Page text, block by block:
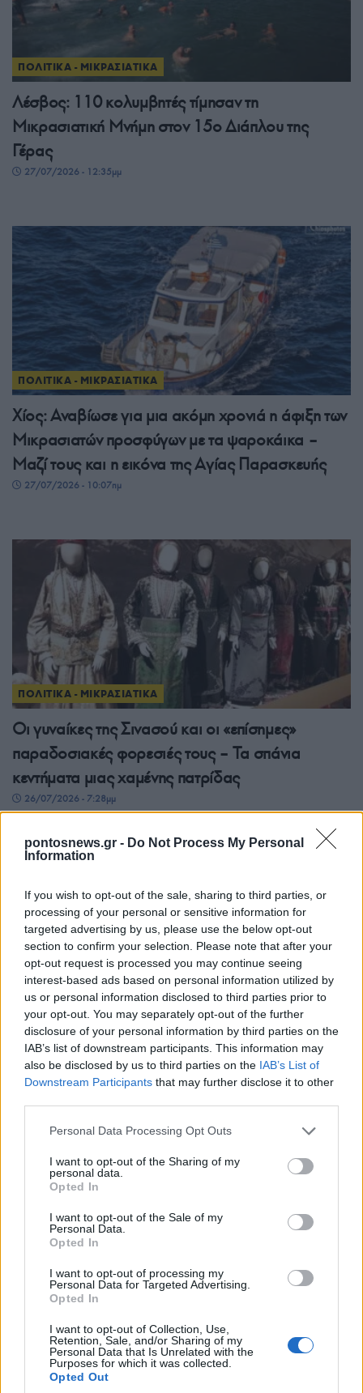
pontosnews.gr - Do Not Process My Personal
Information
If you wish to opt-out of the sale, sharing to third parties, or
processing of your personal or sensitive information for
targeted advertising by us, please use the below opt-out
section to confirm your selection. Please note that after your
opt-out request is processed you may continue seeing
interest-based ads based on personal information utilized by
us or personal information disclosed to third parties prior to
your opt-out. You may separately opt-out of the further
disclosure of your personal information by third parties on the
IAB’s list of downstream participants. This information may
also be disclosed by us to third parties on the IAB’s List of
Downstream Participants that may further disclose it to other
Please note that this website/app uses one or more Google
not limited to your visit or usage behaviour. You may click to
grant or deny consent to Google and its third-party tags to
use your data for below specified purposes in below Google
consent section.
Personal Data Processing Opt Outs
I want to opt-out of the Sharing of my
personal data.
Opted In
I want to opt-out of the Sale of my
Personal Data.
Opted In
I want to opt-out of processing my
Personal Data for Targeted Advertising.
Opted In
I want to opt-out of Collection, Use,
Retention, Sale, and/or Sharing of my
Personal Data that Is Unrelated with the
Purposes for which it was collected.
Opted Out
ΠΟΛΙΤΙΚΑ - ΜΙΚΡΑΣΙΑΤΙΚΑ
Λέσβος: 110 κολυμβητές τίμησαν τη
Μικρασιατική Μνήμη στον 15ο Διάπλου της
Γέρας
27/07/2026 - 12:35μμ
ΠΟΛΙΤΙΚΑ - ΜΙΚΡΑΣΙΑΤΙΚΑ
Χίος: Αναβίωσε για μια ακόμη χρονιά η άφιξη των
Μικρασιατών προσφύγων με τα ψαροκάικα –
Μαζί τους και η εικόνα της Αγίας Παρασκευής
27/07/2026 - 10:07πμ
ΠΟΛΙΤΙΚΑ - ΜΙΚΡΑΣΙΑΤΙΚΑ
Οι γυναίκες της Σινασού και οι «επίσημες»
παραδοσιακές φορεσιές τους – Τα σπάνια
κεντήματα μιας χαμένης πατρίδας
26/07/2026 - 7:28μμ
ΠΟΛΙΤΙΚΑ - ΜΙΚΡΑΣΙΑΤΙΚΑ
Από την Κρήνη στο Καστέλλο Χίου: Η εικόνα της
Αγίας Παρασκευής που πέρασε το Αιγαίο
26/07/2026 - 3:06μμ
ΠΟΛΙΤΙΚΑ - ΜΙΚΡΑΣΙΑΤΙΚΑ
Πώς η μετανάστευση στη Μικρά Ασία άλλαξε τον
χάρτη της Οθωμανικής Αυτοκρατορίας
25/07/2026 - 10:39πμ